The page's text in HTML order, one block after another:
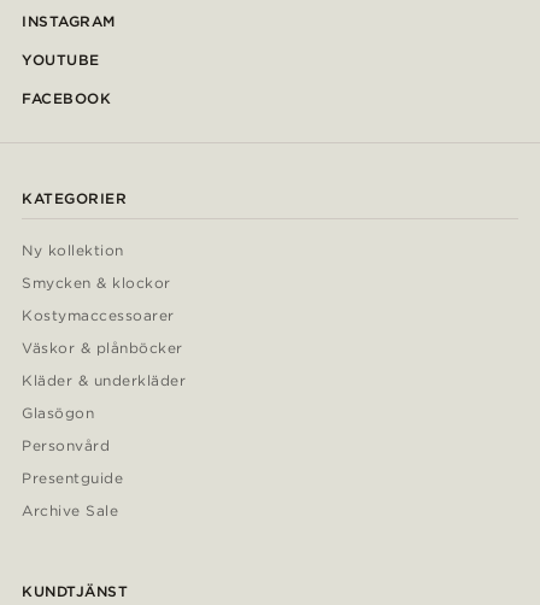
INSTAGRAM
YOUTUBE
FACEBOOK
KATEGORIER
Ny kollektion
Smycken & klockor
Kostymaccessoarer
Väskor & plånböcker
Kläder & underkläder
Glasögon
Personvård
Presentguide
Archive Sale
KUNDTJÄNST